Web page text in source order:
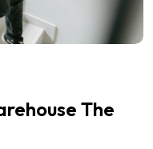
The